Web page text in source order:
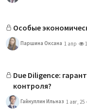
Особые
Паршина Оксана 1 апр
Due Diligence:
контроля?
Гайнуллин Ильназ 1 авг, 25